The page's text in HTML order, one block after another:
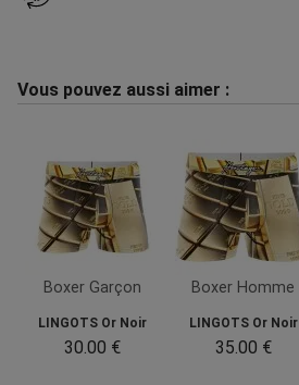
Vous pouvez aussi aimer :
Boxer Garçon
LINGOTS Or Noir
30.00 €
Boxer Homme
LINGOTS Or Noir
35.00 €